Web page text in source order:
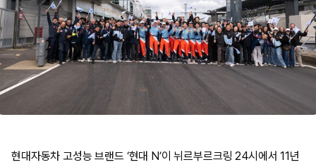
현대자동차 고성능 브랜드 ‘현대 N’이 뉘르부르크링 24시에서 11년